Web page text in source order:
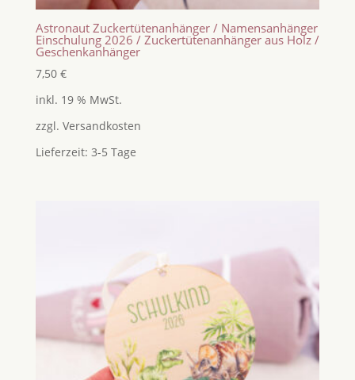
Astronaut Zuckertütenanhänger / Namensanhänger
Einschulung 2026 / Zuckertütenanhänger aus Holz /
Geschenkanhänger
7,50 €
inkl. 19 % MwSt.
zzgl. Versandkosten
Lieferzeit: 3-5 Tage